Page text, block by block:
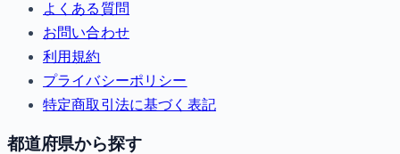
よくある質問
お問い合わせ
利用規約
プライバシーポリシー
特定商取引法に基づく表記
都道府県から探す